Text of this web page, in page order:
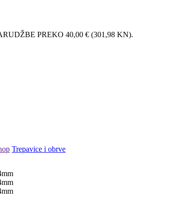
PREKO 40,00 € (301,98 KN).
Trepavice i obrve